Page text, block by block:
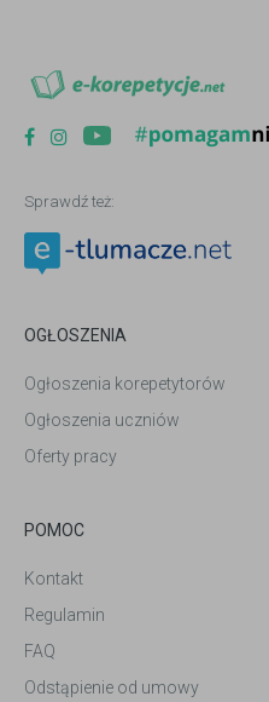
Sprawdź też:
OGŁOSZENIA
Ogłoszenia korepetytorów
Ogłoszenia uczniów
Oferty pracy
POMOC
Kontakt
Regulamin
FAQ
Odstąpienie od umowy